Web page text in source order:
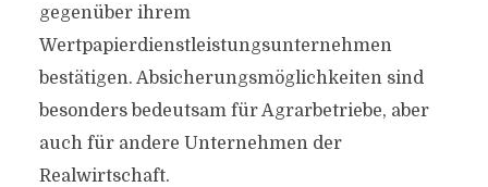
gegenüber ihrem
Wertpapierdienstleistungsunternehmen
bestätigen. Absicherungsmöglichkeiten sind
besonders bedeutsam für Agrarbetriebe, aber
auch für andere Unternehmen der
Realwirtschaft.